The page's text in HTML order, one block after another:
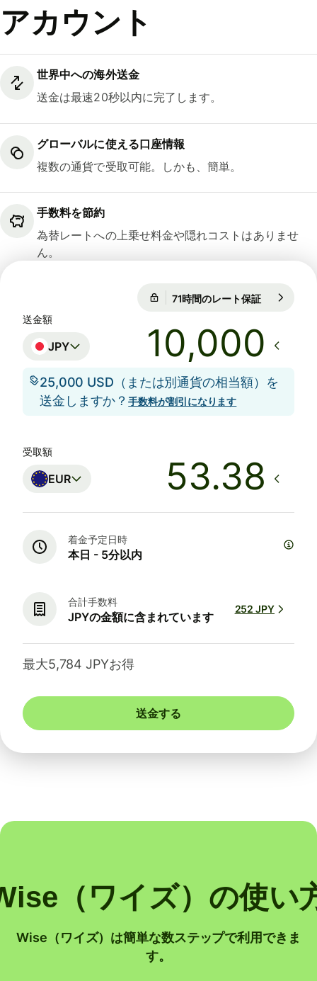
アカウント
世界中への海外送金
送金は最速20秒以内に完了します。
グローバルに使える口座情報
複数の通貨で受取可能。しかも、簡単。
手数料を節約
為替レートへの上乗せ料金や隠れコストはありませ
ん。
71時間のレート保証
送金額
JPY
25,000 USD（または別通貨の相当額）を
送金しますか？手数料が割引になります
受取額
EUR
着金予定日時
本日 - 5分以内
合計手数料
JPYの金額に含まれています
252 JPY
最大5,784 JPYお得
送金する
（ワイズ）の使い
Wise（ワイズ）は簡単な数ステップで利用できま
す。